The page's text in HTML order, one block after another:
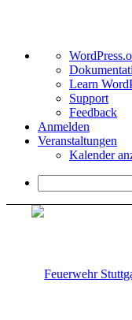
Über
WordPress
Learn
Support
Feedback
Anmelden
Veranstaltungen
Kalender